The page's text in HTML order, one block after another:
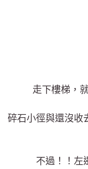
走下樓梯，
碎石小徑與還沒收
不過！！左